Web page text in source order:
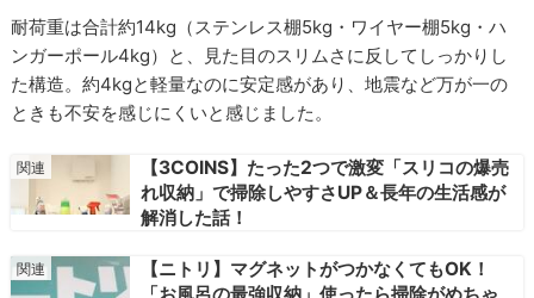
耐荷重は合計約14kg（ステンレス棚5kg・ワイヤー棚5kg・ハ
ンガーポール4kg）と、見た目のスリムさに反してしっかりし
た構造。約4kgと軽量なのに安定感があり、地震など万が一の
ときも不安を感じにくいと感じました。
【3COINS】たった2つで激変「スリコの爆売
れ収納」で掃除しやすさUP＆長年の生活感が
解消した話！
【ニトリ】マグネットがつかなくてもOK！